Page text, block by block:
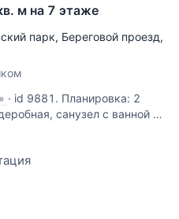
м на 7 этаже
парк, Береговой проезд,
· id 9881. Планировка: 2
санузел с ванной и
Подходит под
года. Без обременений.